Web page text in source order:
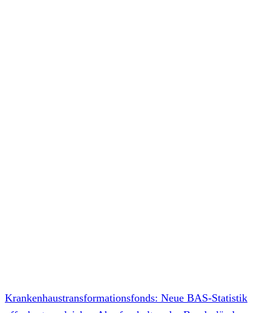
Krankenhaustransformationsfonds: Neue BAS-Statistik